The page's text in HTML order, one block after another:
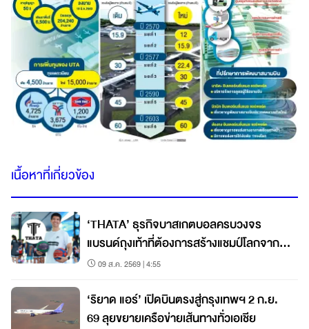
เนื้อหาที่เกี่ยวข้อง
‘THATA’ ธุรกิจบาสเกตบอลครบวงจร
แบรนด์ถุงเท้าที่ต้องการสร้างแชมป์โลกจาก
ชลบุรี
09 ส.ค. 2569 | 4:55
‘ริยาด แอร์’ เปิดบินตรงสู่กรุงเทพฯ 2 ก.ย.
69 ลุยขยายเครือข่ายเส้นทางทั่วเอเชีย